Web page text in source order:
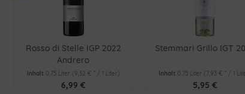
Rosso di Stelle IGP 2022
Andrero
Inhalt 0.75 Liter (9,32 € * / 1 Liter)
6,99 €
Stemmari Grillo IGT
Inhalt 0.75 Liter (7,93 € * / 1
5,95 €